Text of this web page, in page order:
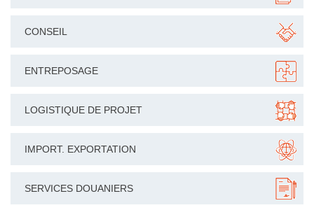
CONSEIL
ENTREPOSAGE
LOGISTIQUE DE PROJET
IMPORT. EXPORTATION
SERVICES DOUANIERS